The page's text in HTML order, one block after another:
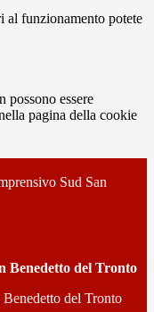
al funzionamento potete
possono essere
pagina della cookie
Sud San
Benedetto del Tronto
del Tronto